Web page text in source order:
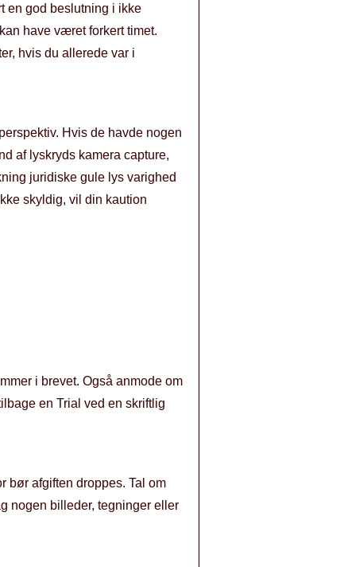
en god beslutning i ikke
have været forkert timet.
hvis du allerede var i
Hvis de havde nogen
af lyskryds kamera capture,
juridiske gule lys varighed
skyldig, vil din kaution
i brevet. Også anmode om
en Trial ved en skriftlig
bør afgiften droppes. Tal om
nogen billeder, tegninger eller